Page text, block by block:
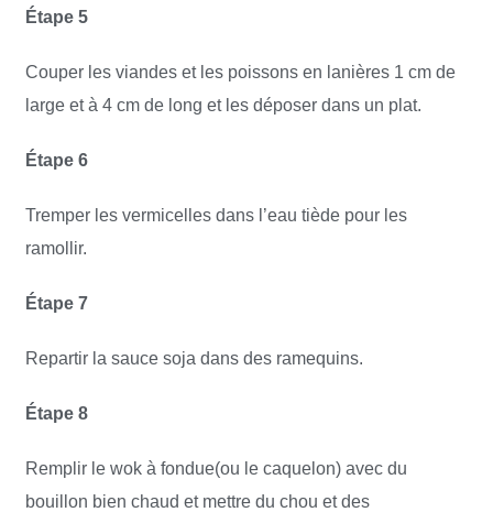
Étape 5
Couper les viandes et les poissons en lanières 1 cm de
large et à 4 cm de long et les déposer dans un plat.
Étape 6
Tremper les vermicelles dans l’eau tiède pour les
ramollir.
Étape 7
Repartir la sauce soja dans des ramequins.
Étape 8
Remplir le wok à fondue(ou le caquelon) avec du
bouillon bien chaud et mettre du chou et des